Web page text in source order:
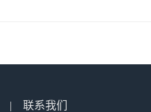
| 联系我们